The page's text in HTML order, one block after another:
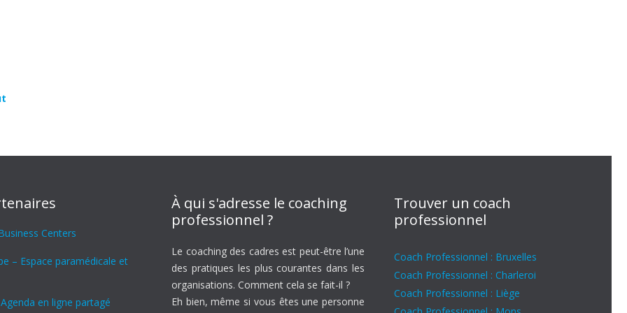
Centers
– Espace paramédicale et
en ligne partagé
À qui s'adresse le coaching
professionnel ?
Le coaching des cadres est peut-être l’une
des pratiques les plus courantes dans les
organisations. Comment cela se fait-il ?
Eh bien, même si vous êtes une personne
Trouver un coach
professionnel
Coach Professionnel : Bruxelles
Coach Professionnel : Charleroi
Coach Professionnel : Liège